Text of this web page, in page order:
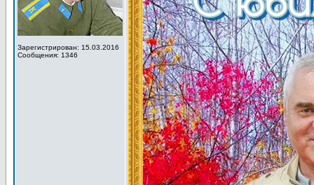
Зарегистрирован: 15.03.2016
Сообщения: 1346